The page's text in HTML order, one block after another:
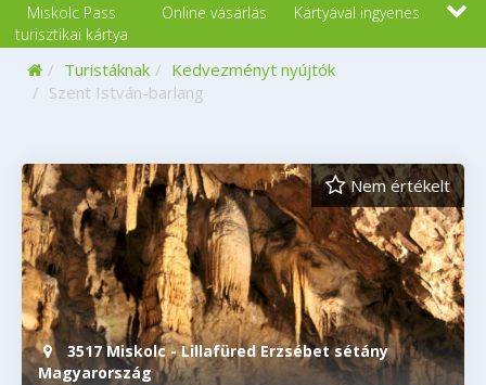
Miskolc Pass
turisztikai kártya
Online vásárlás Kártyával ingyenes
Kezdőoldal
Turistáknak
Kedvezményt nyújtók
Szent István-barlang
3517 Miskolc - Lillafüred Erzsébet sétány
Magyarország
Nem értékelt